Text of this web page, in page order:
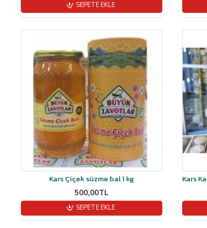
SEPETE EKLE
Kars Çiçek süzme bal 1 kg
500,00TL
SEPETE EKLE